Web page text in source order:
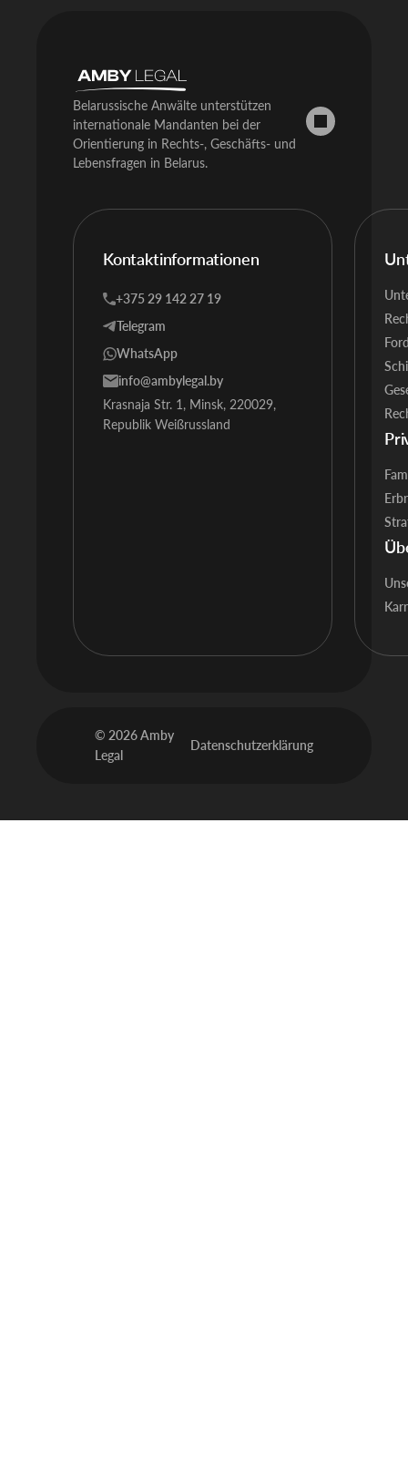
Belarussische Anwälte unterstützen
internationale Mandanten bei der
Orientierung in Rechts-, Geschäfts- und
Lebensfragen in Belarus.
Kontaktinformationen
+375 29 142 27 19
Telegram
WhatsApp
info@ambylegal.by
Krasnaja Str. 1, Minsk, 220029,
Republik Weißrussland
© 2026 Amby
Legal
Datenschutzerklärung